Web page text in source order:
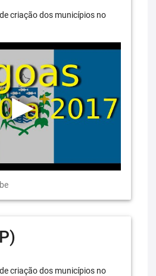
criação dos municípios no
criação dos municípios no